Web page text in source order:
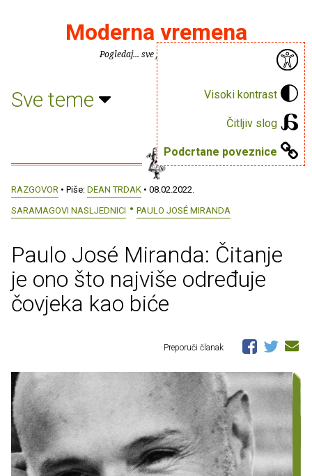
Visoki kontrast
Čitljiv slog
Podcrtane poveznice
Moderna vremena
Pogledaj... sve je puno knjiga.
Sve teme
RAZGOVOR • Piše: DEAN TRDAK • 08.02.2022.
SARAMAGOVI NASLJEDNICI
PAULO JOSÉ MIRANDA
Paulo José Miranda: Čitanje
je ono što najviše određuje
čovjeka kao biće
Preporuči članak